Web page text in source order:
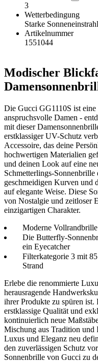
3
Wetterbedingung
Starke
Artikelnummer
1551044
Modischer
Die Gucci GG1110S ist
anspruchsvolle Damen -
mit dieser
erstklassiger UV-Schutz
Accessoire, das deine
hochwertigen Materialien
und deinen Look auf eine
Schmetterlings-
geschmeidigen Kurven und
auf elegante Weise. Diese
von Nostalgie und zeitloser
einzigartigen Charakter.
Moderne Vollrandbrille
Die Butterfly-
ein Eyecatcher
Filterkategorie 3 mit
Strand
Erlebe die renommierte
herausragende
ihrer Produkte zu spüren
erstklassige Qualität und
kontinuierlich neue
Mischung aus Tradition
Luxus und Eleganz neu
den zuverlässigen Schutz
Sonnenbrille von Gucci zu